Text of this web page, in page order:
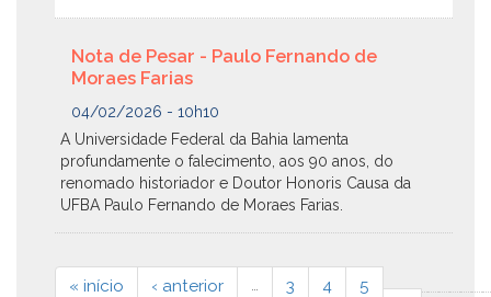
Nota de Pesar - Paulo Fernando de
Moraes Farias
04/02/2026 - 10h10
A Universidade Federal da Bahia lamenta
profundamente o falecimento, aos 90 anos, do
renomado historiador e Doutor Honoris Causa da
UFBA Paulo Fernando de Moraes Farias.
« início ‹ anterior 3 4
5